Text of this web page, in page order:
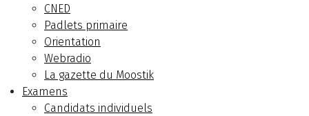
CNED
Padlets primaire
Orientation
Webradio
La gazette du Moostik
Examens
Candidats individuels